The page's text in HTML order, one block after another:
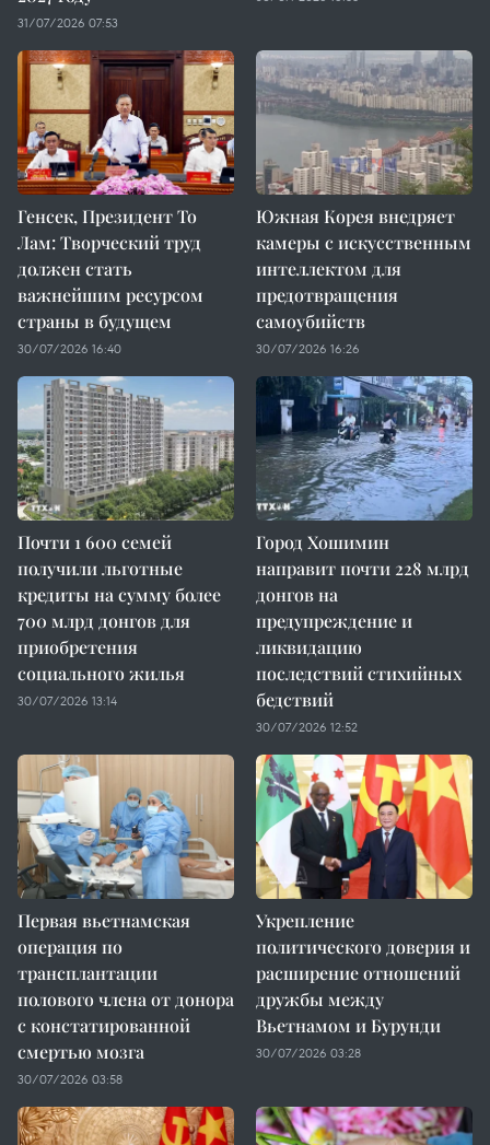
31/07/2026 07:53
Генсек, Президент То
Лам: Творческий труд
должен стать
важнейшим ресурсом
страны в будущем
30/07/2026 16:40
Южная Корея внедряет
камеры с искусственным
интеллектом для
предотвращения
самоубийств
30/07/2026 16:26
Почти 1 600 семей
получили льготные
кредиты на сумму более
700 млрд донгов для
приобретения
социального жилья
30/07/2026 13:14
Город Хошимин
направит почти 228 млрд
донгов на
предупреждение и
ликвидацию
последствий стихийных
бедствий
30/07/2026 12:52
Первая вьетнамская
операция по
трансплантации
полового члена от донора
с констатированной
смертью мозга
30/07/2026 03:58
Укрепление
политического доверия и
расширение отношений
дружбы между
Вьетнамом и Бурунди
30/07/2026 03:28